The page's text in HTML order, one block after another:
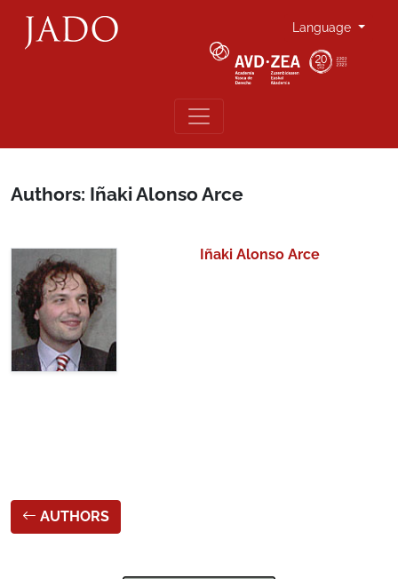
Language
Authors: Iñaki Alonso Arce
Iñaki Alonso Arce
AUTHORS